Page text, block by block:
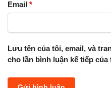
Email *
Lưu tên của tôi, email, và
cho lần bình luận kế tiếp của